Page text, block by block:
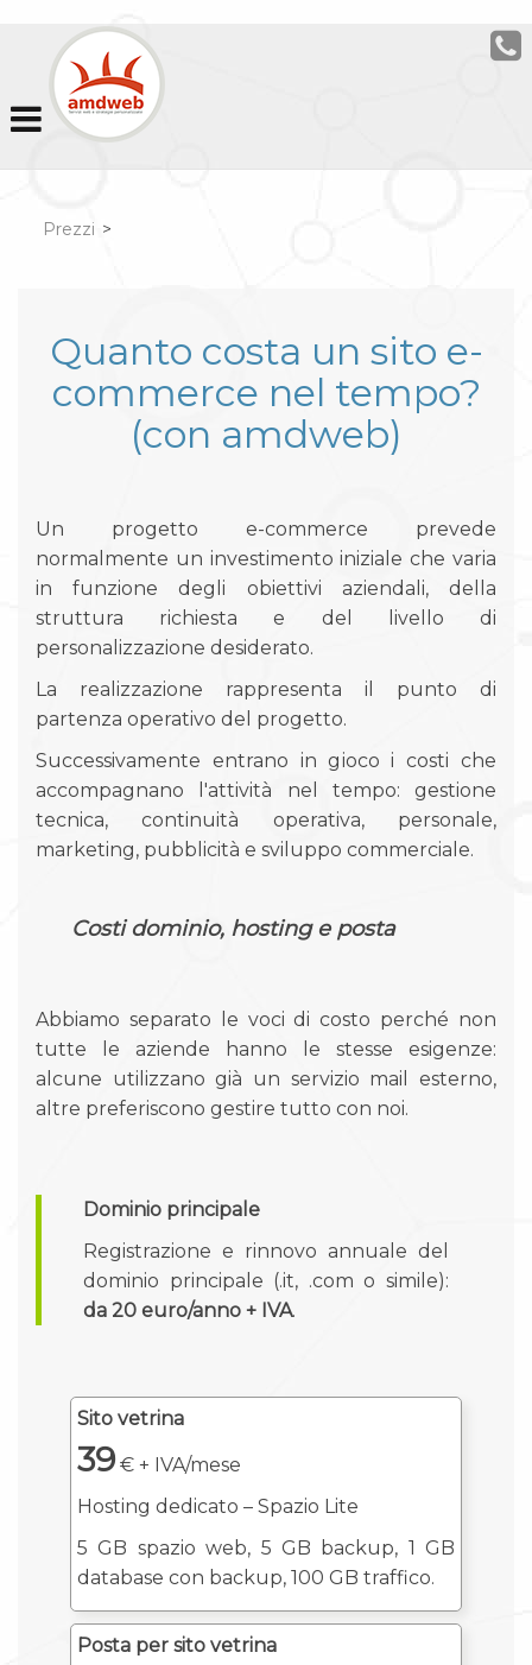
Prezzi >
Quanto costa un sito e-
commerce nel tempo?
(con amdweb)
Un progetto e-commerce prevede
normalmente un investimento iniziale che varia
in funzione degli obiettivi aziendali, della
struttura richiesta e del livello di
personalizzazione desiderato.
La realizzazione rappresenta il punto di
partenza operativo del progetto.
Successivamente entrano in gioco i costi che
accompagnano l'attività nel tempo: gestione
tecnica, continuità operativa, personale,
marketing, pubblicità e sviluppo commerciale.
Costi dominio, hosting e posta
Abbiamo separato le voci di costo perché non
tutte le aziende hanno le stesse esigenze:
alcune utilizzano già un servizio mail esterno,
altre preferiscono gestire tutto con noi.
Dominio principale
Registrazione e rinnovo annuale del
dominio principale (.it, .com o simile):
da 20 euro/anno + IVA.
Sito vetrina
39€ + IVA/mese
Hosting dedicato – Spazio Lite
5 GB spazio web, 5 GB backup, 1 GB
database con backup, 100 GB traffico.
Posta per sito vetrina